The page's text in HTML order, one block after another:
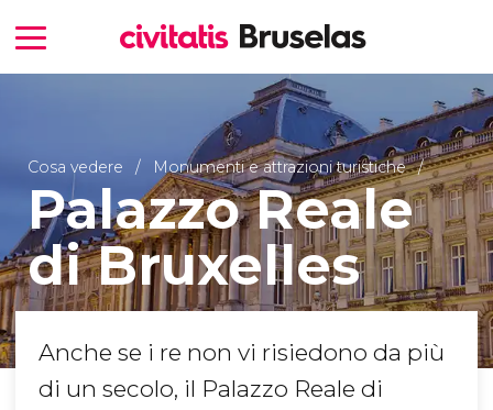
Cosa vedere Monumenti e attrazioni turistiche
Palazzo Reale
di Bruxelles
Anche se i re non vi risiedono da più
di un secolo, il Palazzo Reale di